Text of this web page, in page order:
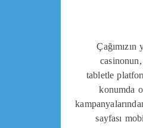
tabletle
konumda
sayfası